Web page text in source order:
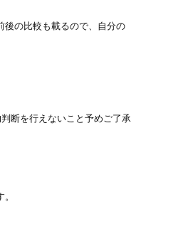
後の比較も載るので、自分の
断を行えないこと予めご了承